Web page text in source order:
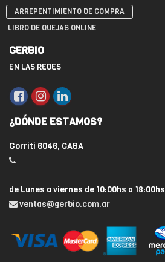
ARREPENTIMIENTO DE COMPRA
LIBRO DE QUEJAS ONLINE
GERBIO
EN LAS REDES
¿DÓNDE ESTAMOS?
Gorriti 6046, CABA
de Lunes a viernes de 10:00hs a 18:00hs
ventas@gerbio.com.ar